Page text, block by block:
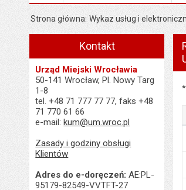
Strona główna Wykaz usług i
Kontakt
Urząd Miejski Wrocławia
50-141 Wrocław, Pl. Nowy Targ
1-8
tel. +48 71 777 77 77, faks +48
71 770 61 66
e-mail:kum@um.wroc.pl
Zasady i godziny obsługi
Klientów
Adres do e-doręczeń: AE:PL-
95179-82549-VVTFT-27